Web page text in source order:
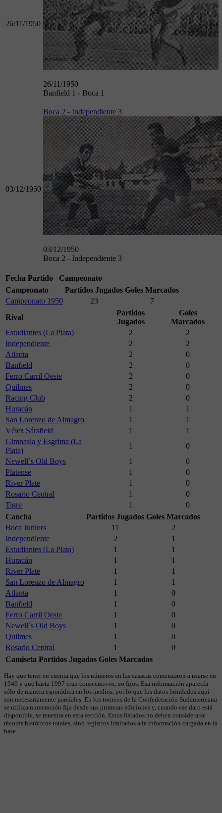
26/11/1950
26/11/1950
Banfield 1 - Boca 1
03/12/1950
Boca 2 - Independiente 3
03/12/1950
Boca 2 - Independiente 3
Fecha Partido
Campeonato
Campeonato
Partidos Jugados Goles Marcados
Campeonato 1950
23
7
Rival
Partidos
Jugados
Goles
Marcados
Estudiantes (La Plata)
2
2
Independiente
2
2
Atlanta
2
0
Banfield
2
0
Ferro Carril Oeste
2
0
Quilmes
2
0
Racing Club
2
0
Huracán
1
1
San Lorenzo de Almagro
1
1
Vélez Sársfield
1
1
Gimnasia y Esgrima (La
Plata)
1
0
Newell´s Old Boys
1
0
Platense
1
0
River Plate
1
0
Rosario Central
1
0
Tigre
1
0
Cancha
Partidos Jugados Goles Marcados
Boca Juniors
11
2
Independiente
2
1
Estudiantes (La Plata)
1
1
Huracán
1
1
River Plate
1
1
San Lorenzo de Almagro
1
1
Atlanta
1
0
Banfield
1
0
Ferro Carril Oeste
1
0
Newell´s Old Boys
1
0
Quilmes
1
0
Rosario Central
1
0
Camiseta Partidos Jugados Goles Marcados
Hay que tener en cuenta que los números en las casacas comenzaron a usarse en
1949 y que hasta 1997 eran consecutivos, no fijos. Esa información aparecía
sólo de manera esporádica en los medios, por lo que los datos brindados aquí
son necesariamente parciales. En los torneos de la Confederación Sudamericana
se utiliza numeración fija desde sus primeras ediciones y, cuando ese dato está
disponible, se muestra en esta sección. Estos listados no deben considerarse
récords históricos totales, sino registros limitados a la información cargada en la
base.